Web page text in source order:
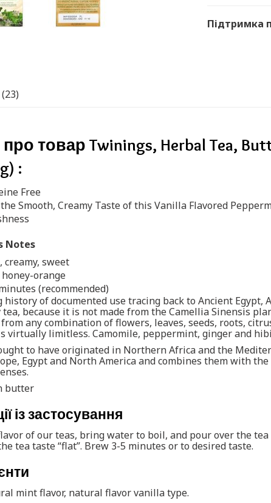
Підтримка
товар Twinings, Herbal Tea,
:
Free
Smooth, Creamy Taste of this Vanilla Flavored
Notes
creamy, sweet
honey-orange
(recommended)
history of documented use tracing back to Ancient
because it is not made from the Camellia Sinensis
from any combination of flowers, leaves, seeds, roots,
virtually limitless. Camomile, peppermint, ginger and
to have originated in Northern Africa and the
Egypt and North America and combines them with
butter
із застосування
of our teas, bring water to boil, and pour over the
tea taste “flat”. Brew 3-5 minutes or to desired taste.
mint flavor, natural flavor vanilla type.